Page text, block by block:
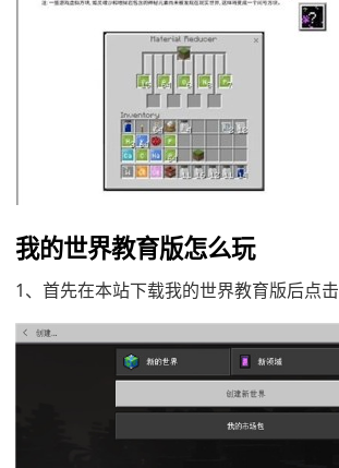
我的世界教育版怎么玩
1、首先在本站下载我的世界教育版后点击